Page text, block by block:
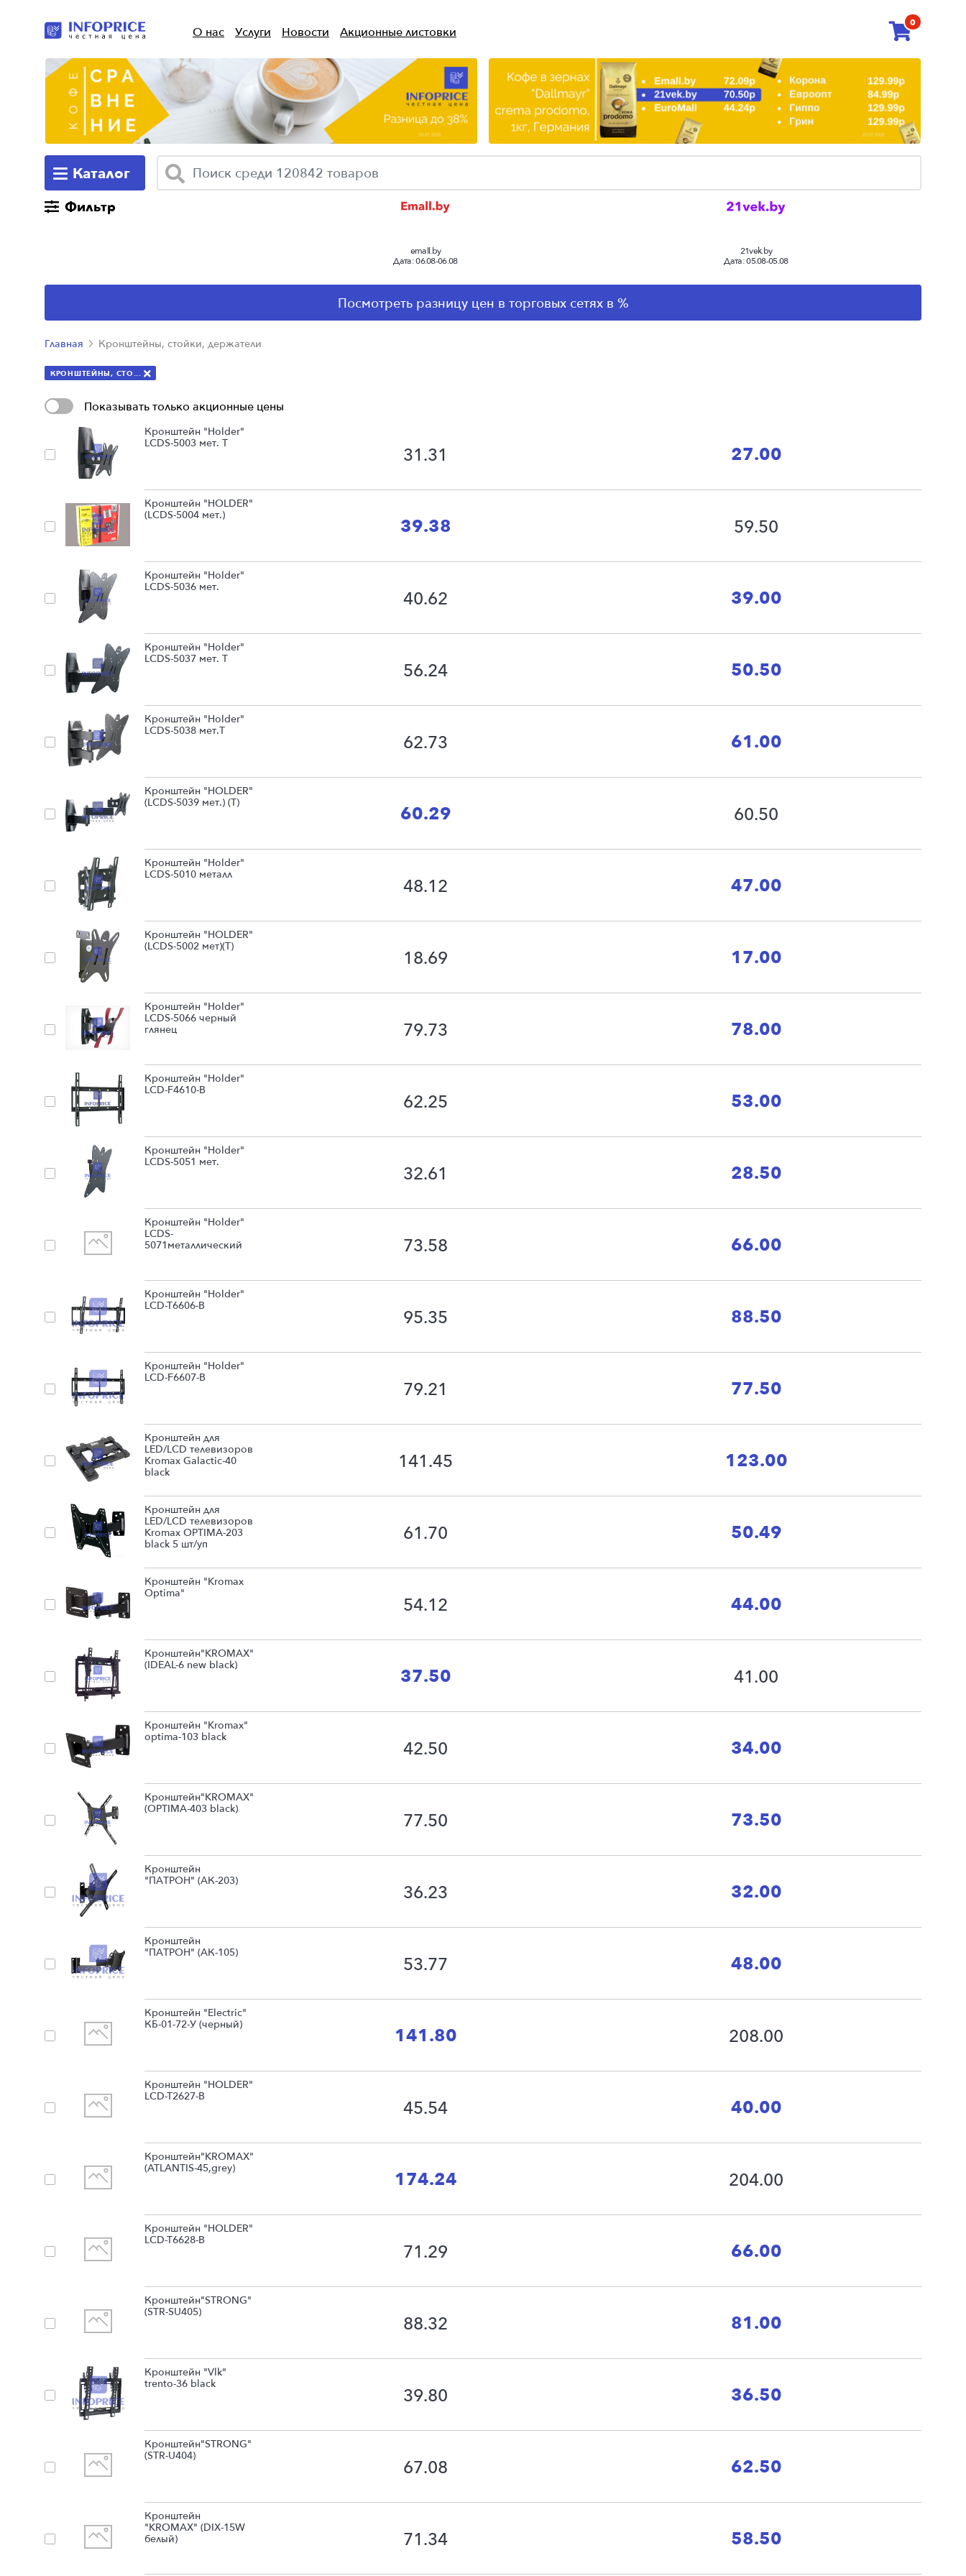
О нас Услуги Новости Акционные листовки 0
Каталог
Фильтр
emall.by
Дата:06.08-06.08
21vek.by
Дата:05.08-05.08
Выбранная сеть для сравнения цен
Посмотреть разницу цен в торговых сетях в %
Главная Кронштейны, стойки, держатели
КРОНШТЕЙНЫ, СТО...
Показывать только акционные цены
Кронштейн "Holder"
LCDS-5003 мет. Т
Кронштейн "HOLDER"
(LCDS-5004 мет.)
Кронштейн "Holder"
LCDS-5036 мет.
Кронштейн "Holder"
LCDS-5037 мет. Т
Кронштейн "Holder"
LCDS-5038 мет.Т
Кронштейн "HOLDER"
(LCDS-5039 мет.) (Т)
Кронштейн "Holder"
LCDS-5010 металл
Кронштейн "HOLDER"
(LCDS-5002 мет)(Т)
Кронштейн "Holder"
LCDS-5066 черный
глянец
Кронштейн "Holder"
LCD-F4610-B
Кронштейн "Holder"
LCDS-5051 мет.
Кронштейн "Holder"
LCDS-
5071металлический
Кронштейн "Holder"
LCD-T6606-B
Кронштейн "Holder"
LCD-F6607-B
Кронштейн для
LED/LCD телевизоров
Kromax Galactic-40
black
Кронштейн для
LED/LCD телевизоров
Kromax OPTIMA-203
black 5 шт/уп
Кронштейн "Kromax
Optima"
Кронштейн"KROMAX"
(IDEAL-6 new black)
Кронштейн "Kromax"
optima-103 black
Кронштейн"KROMAX"
(OPTIMA-403 black)
Кронштейн
"ПАТРОН" (АК-203)
Кронштейн
"ПАТРОН" (АК-105)
Кронштейн "Electric"
КБ-01-72-У (черный)
Кронштейн "HOLDER"
LCD-T2627-B
Кронштейн"KROMAX"
(ATLANTIS-45,grey)
Кронштейн "HOLDER"
LCD-T6628-B
Кронштейн"STRONG"
(STR-SU405)
Кронштейн "Vlk"
trento-36 black
Кронштейн"STRONG"
(STR-U404)
Кронштейн
"KROMAX" (DIX-15W
белый)
31.31
39.38
40.62
56.24
62.73
60.29
48.12
18.69
79.73
62.25
32.61
73.58
95.35
79.21
141.45
61.70
54.12
37.50
42.50
77.50
36.23
53.77
141.80
45.54
174.24
71.29
88.32
39.80
67.08
71.34
27.00
59.50
39.00
50.50
61.00
60.50
47.00
17.00
78.00
53.00
28.50
66.00
88.50
77.50
123.00
50.49
44.00
41.00
34.00
73.50
32.00
48.00
208.00
40.00
204.00
66.00
81.00
36.50
62.50
58.50